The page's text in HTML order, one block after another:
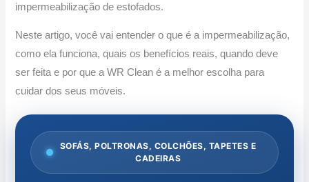
impermeabilização de estofados.
Neste artigo, você vai entender o que é a impermeabilização,
como ela funciona, quais os benefícios reais, quando deve
ser feita e por que a WR Clean é a melhor escolha para
cuidar dos seus móveis.
SOFÁS, POLTRONAS, COLCHÕES, TAPETES E
CADEIRAS